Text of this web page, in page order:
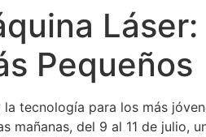
Láser:
Pequeños
tecnología para los más
mañanas, del 9 al 11 de julio,